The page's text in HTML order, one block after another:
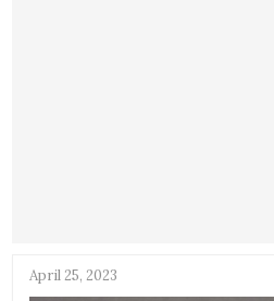
April 25, 2023